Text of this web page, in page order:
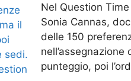
Nel Question
Sonia Cannas,
delle 150
punteggio, poi